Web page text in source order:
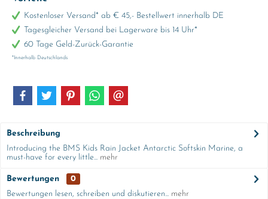
Kostenloser Versand* ab € 45,- Bestellwert innerhalb DE
Tagesgleicher Versand bei Lagerware bis 14 Uhr*
60 Tage Geld-Zurück-Garantie
*Innerhalb Deutschlands
Beschreibung
Introducing the BMS Kids Rain Jacket Antarctic Softskin Marine, a
must-have for every little... mehr
Bewertungen
0
Bewertungen lesen, schreiben und diskutieren... mehr